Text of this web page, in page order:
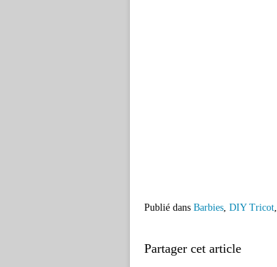
Publié dans Barbies, DIY Tricot,
Partager cet article